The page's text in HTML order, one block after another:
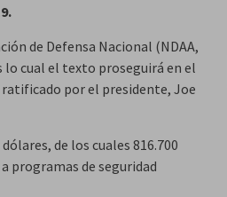
de Defensa Nacional (NDAA,
lo cual el texto proseguirá en el
por el presidente, Joe
de los cuales 816.700
programas de seguridad